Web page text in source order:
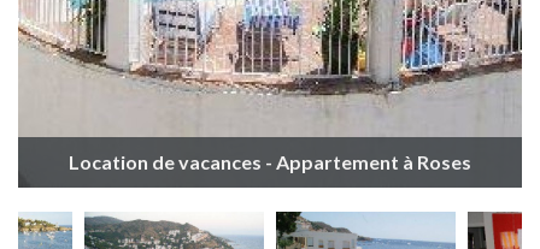
Location de vacances - Appartement à Roses